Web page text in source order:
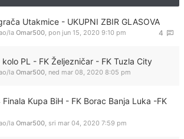
Utakmice - UKUPNI ZBIR GLASOVA
4
la Omar500, pon jun 15, 2020 9:10 pm
kolo PL - FK Željezničar - FK Tuzla City
la Omar500, ned mar 08, 2020 8:05 pm
Finala Kupa BiH - FK Borac Banja Luka -FK
la Omar500, sri mar 04, 2020 7:59 pm